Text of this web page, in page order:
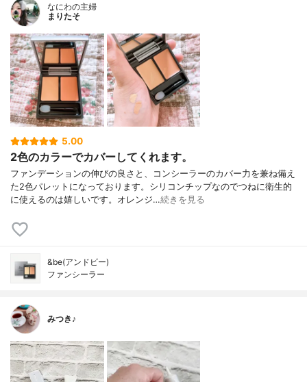
なにわの主婦
まりたそ
5.00
2色のカラーでカバーしてくれます。
ファンデーションの伸びの良さと、コンシーラーのカバー力を兼ね備え
た2色パレットになっております。シリコンチップなのでつねに衛生的
に使えるのは嬉しいです。オレンジ…続きを見る
&be(アンドビー)
ファンシーラー
みつき♪